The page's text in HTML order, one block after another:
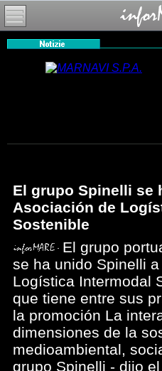
El grupo Spinelli se
Asociación de
Sostenible
El grupo
se ha unido Spinelli
Logística Intermodal
que tiene entre sus
la promoción La
dimensiones de la
medioambiental,
grupo Spinelli - dijo